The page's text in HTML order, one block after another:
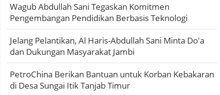
Wagub Abdullah Sani Tegaskan Komitmen
Pengembangan Pendidikan Berbasis Teknologi
Jelang Pelantikan, Al Haris-Abdullah Sani Minta Do'a
dan Dukungan Masyarakat Jambi
PetroChina Berikan Bantuan untuk Korban Kebakaran
di Desa Sungai Itik Tanjab Timur